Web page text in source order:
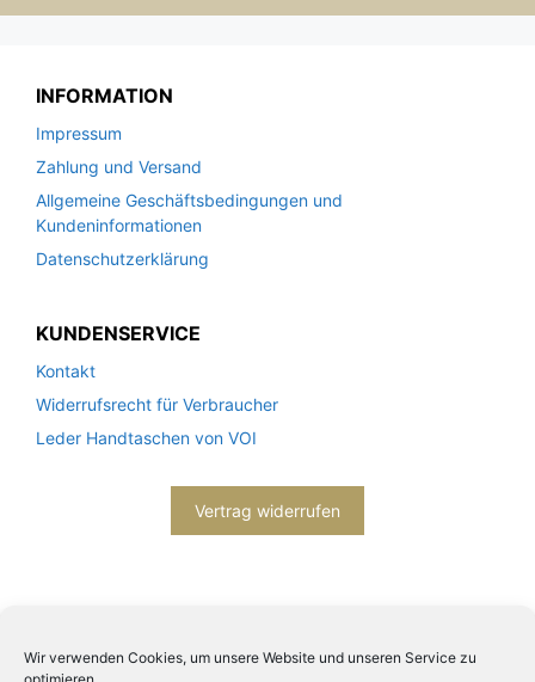
Wir verwenden Cookies, um unsere Website und unseren Service zu
INFORMATION
Impressum
Zahlung und Versand
Allgemeine Geschäftsbedingungen und
Kundeninformationen
Datenschutzerklärung
KUNDENSERVICE
Kontakt
Widerrufsrecht für Verbraucher
Leder Handtaschen von VOI
Vertrag widerrufen